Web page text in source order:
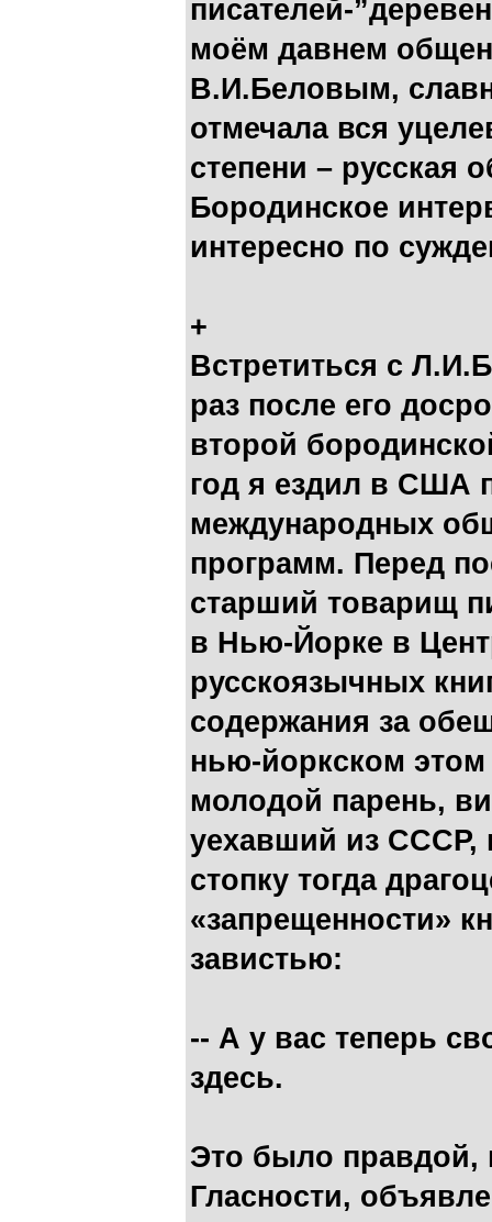
писателей-
моём давнем
В.И.Беловым,
отмечала вся
степени – русская
Бородинское
интересно по
+
Встретиться с
раз после его
второй
год я ездил в США
международных
программ. Перед
старший товарищ
в Нью-Йорке в
русскоязычных
содержания за
нью-йоркском этом
молодой парень,
уехавший из
стопку тогда
«запрещенности»
завистью:
-- А у вас теперь
здесь.
Это было правдой,
Гласности,